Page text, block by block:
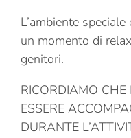
L’ambiente
un momento di
genitori.
RICORDIAMO
ESSERE
DURANTE